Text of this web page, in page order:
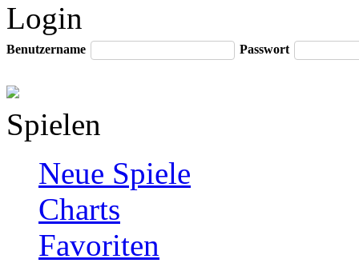
Login
Benutzername Passwort
Spielen
Neue Spiele
Charts
Favoriten